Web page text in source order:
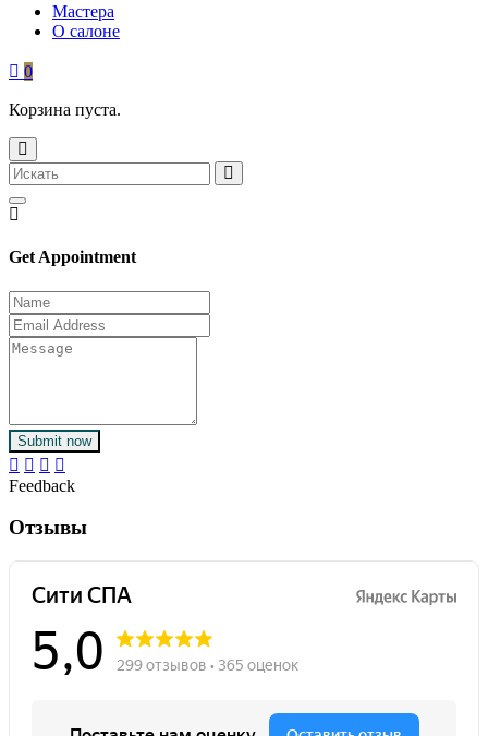
Мастера
О салоне
0
Корзина пуста.
Get Appointment
Submit now
Feedback
Отзывы